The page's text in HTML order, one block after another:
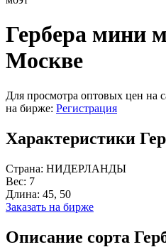
Гербера мини
Москве
Для просмотра оптовых цен на
на бирже: Регистрация
Характеристики
Страна: НИДЕРЛАНДЫ
Вес: 7
Длина: 45, 50
Заказать на бирже
Описание сорта